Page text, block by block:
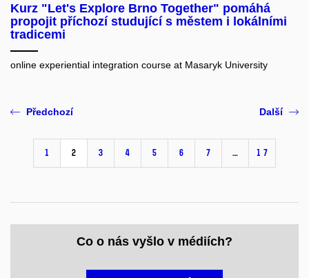
Kurz "Let's Explore Brno Together" pomáhá
propojit příchozí studující s městem i lokálními
tradicemi
online experiential integration course at Masaryk University
Předchozí
1 2 3 4 5 6 7 … 17
Další
Co o nás vyšlo v médiích?